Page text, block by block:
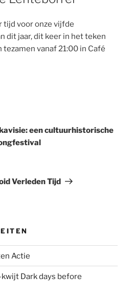
tijd voor onze vijfde
dit jaar, dit keer in het teken
tezamen vanaf 21:00 in Café
een cultuurhistorische
Verleden Tijd
Actie
Dark days before